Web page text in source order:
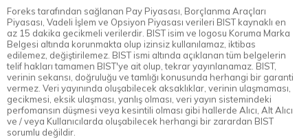
Foreks tarafından sağlanan Pay Piyasası, Borçlanma Araçları
Piyasası, Vadeli İşlem ve Opsiyon Piyasası verileri BIST kaynaklı en
az 15 dakika gecikmeli verilerdir. BIST isim ve logosu Koruma Marka
Belgesi altında korunmakta olup izinsiz kullanılamaz, iktibas
edilemez, değiştirilemez. BIST ismi altında açıklanan tüm belgelerin
telif hakları tamamen BIST'ye ait olup, tekrar yayınlanamaz. BIST,
verinin sekansı, doğruluğu ve tamlığı konusunda herhangi bir garanti
vermez. Veri yayınında oluşabilecek aksaklıklar, verinin ulaşmaması,
gecikmesi, eksik ulaşması, yanlış olması, veri yayın sistemindeki
perfomansın düşmesi veya kesintili olması gibi hallerde Alıcı, Alt Alıcı
ve / veya Kullanıcılarda oluşabilecek herhangi bir zarardan BIST
sorumlu değildir.